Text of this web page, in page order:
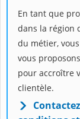
En tant que
dans la région
du métier,
vous
pour accroître
clientèle.